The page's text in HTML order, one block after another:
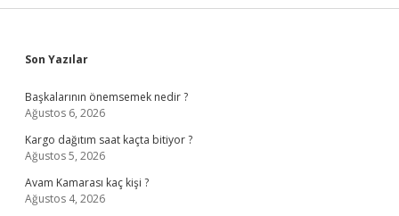
Sidebar
Son Yazılar
Başkalarının önemsemek nedir ?
Ağustos 6, 2026
Kargo dağıtım saat kaçta bitiyor ?
Ağustos 5, 2026
Avam Kamarası kaç kişi ?
Ağustos 4, 2026